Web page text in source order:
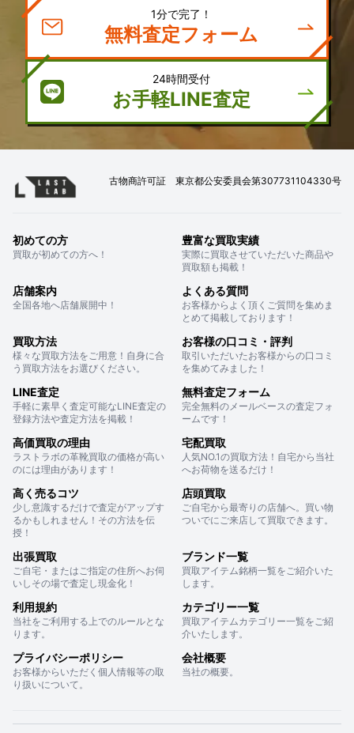
1分で完了！
無料査定フォーム
24時間受付
お手軽LINE査定
古物商許可証 東京都公安委員会第307731104330号
初めての方
買取が初めての方へ！
豊富な買取実績
実際に買取させていただいた商品や
買取額も掲載！
店舗案内
全国各地へ店舗展開中！
よくある質問
お客様からよく頂くご質問を集めま
とめて掲載しております！
買取方法
様々な買取方法をご用意！自身に合
う買取方法をお選びください。
お客様の口コミ・評判
取引いただいたお客様からの口コミ
を集めてみました！
LINE査定
手軽に素早く査定可能なLINE査定の
登録方法や査定方法を掲載！
無料査定フォーム
完全無料のメールベースの査定フォ
ームです！
高価買取の理由
ラストラボの革靴買取の価格が高い
のには理由があります！
宅配買取
人気NO.1の買取方法！自宅から当社
へお荷物を送るだけ！
高く売るコツ
少し意識するだけで査定がアップす
るかもしれません！その方法を伝
授！
店頭買取
ご自宅から最寄りの店舗へ。買い物
ついでにご来店して買取できます。
出張買取
ご自宅・またはご指定の住所へお伺
いしその場で査定し現金化！
ブランド一覧
買取アイテム銘柄一覧をご紹介いた
します。
利用規約
当社をご利用する上でのルールとな
ります。
カテゴリー一覧
買取アイテムカテゴリー一覧をご紹
介いたします。
プライバシーポリシー
お客様からいただく個人情報等の取
り扱いについて。
会社概要
当社の概要。